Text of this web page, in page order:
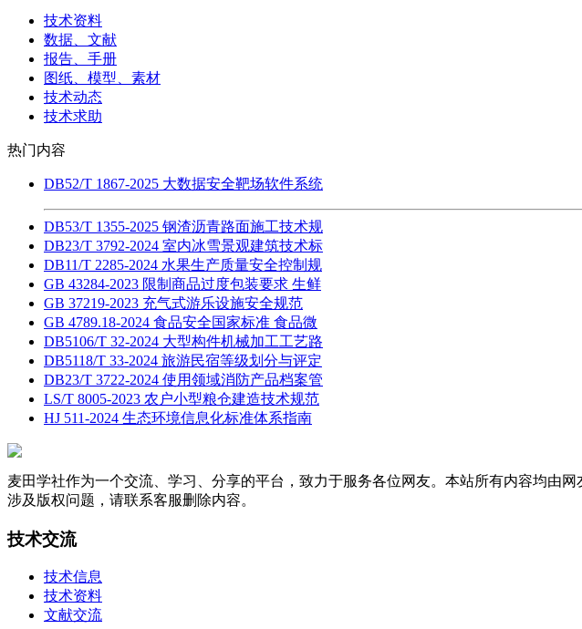
技术资料
数据、文献
报告、手册
图纸、模型、素材
技术动态
技术求助
热门内容
DB52/T 1867-2025 大数据安全靶场软件系统
DB53/T 1355-2025 钢渣沥青路面施工技术规
DB23/T 3792-2024 室内冰雪景观建筑技术标
DB11/T 2285-2024 水果生产质量安全控制规
GB 43284-2023 限制商品过度包装要求 生鲜
GB 37219-2023 充气式游乐设施安全规范
GB 4789.18-2024 食品安全国家标准 食品微
DB5106/T 32-2024 大型构件机械加工工艺路
DB5118/T 33-2024 旅游民宿等级划分与评定
DB23/T 3722-2024 使用领域消防产品档案管
LS/T 8005-2023 农户小型粮仓建造技术规范
HJ 511-2024 生态环境信息化标准体系指南
麦田学社作为一个交流、学习、分享的平台，致力于服务各位网友。本站所有内容均由
涉及版权问题，请联系客服删除内容。
技术交流
技术信息
技术资料
文献交流